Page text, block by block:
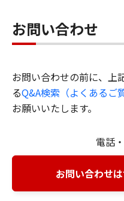
お問い合わせ
お問い合わせの前に、上
るQ&A検索（よくあるご
お願いいたします。
電話
お問い合わせ